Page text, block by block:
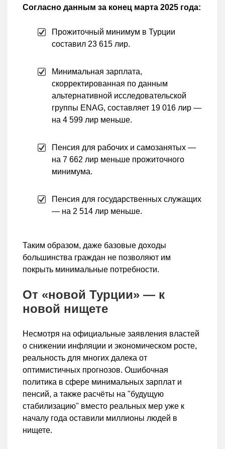
Согласно данным за конец марта 2025 года:
Прожиточный минимум в Турции
составил 23 615 лир.
Минимальная зарплата,
скорректированная по данным
альтернативной исследовательской
группы ENAG, составляет 19 016 лир —
на 4 599 лир меньше.
Пенсия для рабочих и самозанятых —
на 7 662 лир меньше прожиточного
минимума.
Пенсия для государственных служащих
— на 2 514 лир меньше.
Таким образом, даже базовые доходы
большинства граждан не позволяют им
покрыть минимальные потребности.
От «новой Турции» — к
новой нищете
Несмотря на официальные заявления властей
о снижении инфляции и экономическом росте,
реальность для многих далека от
оптимистичных прогнозов. Ошибочная
политика в сфере минимальных зарплат и
пенсий, а также расчёты на "будущую
стабилизацию" вместо реальных мер уже к
началу года оставили миллионы людей в
нищете.